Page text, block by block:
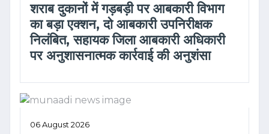
शराब दुकानों में गड़बड़ी पर आबकारी विभाग
का बड़ा एक्शन, दो आबकारी उपनिरीक्षक
निलंबित, सहायक जिला आबकारी अधिकारी
पर अनुशासनात्मक कार्रवाई की अनुशंसा
06 August 2026